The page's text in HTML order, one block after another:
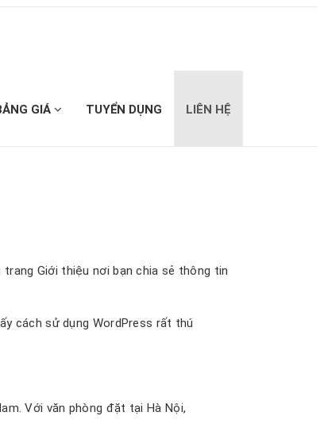
GIÁ TUYỂN DỤNG LIÊN HỆ
Giới thiệu nơi bạn chia sẻ thông tin
cách sử dụng WordPress rất thú
Với văn phòng đặt tại Hà Nội,